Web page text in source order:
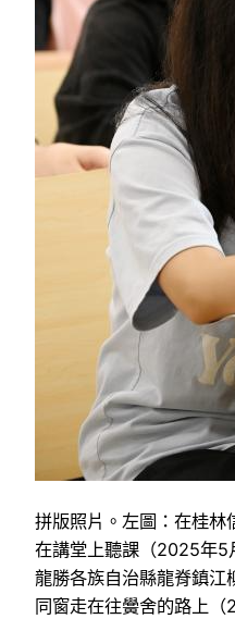
拼版照片。左圖：在桂林
在講堂上聽課（2025年5
龍勝各族自治縣龍脊鎮江
同窗走在往黌舍的路上（